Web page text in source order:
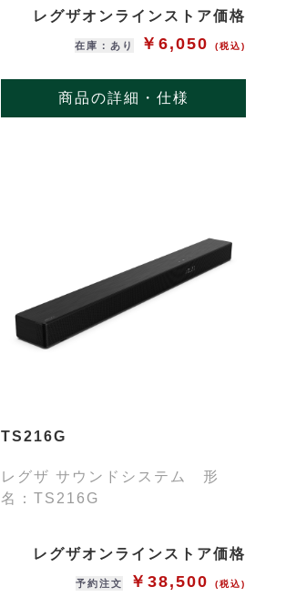
レグザオンラインストア価格
在庫：あり ￥6,050(税込)
商品の詳細・仕様
TS216G
レグザ サウンドシステム 形
名：TS216G
レグザオンラインストア価格
予約注文 ￥38,500(税込)